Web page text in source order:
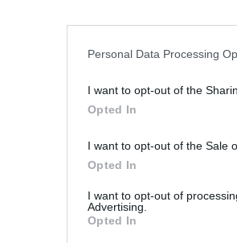
Personal Data Processing
I want to opt-out of the
Opted In
I want to opt-out of the Sale
Opted In
I want to opt-out of
Advertising.
Opted In